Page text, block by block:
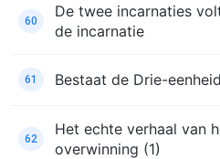
60
De twee incarnaties
de incarnatie
61 Bestaat de Drie-
62
Het echte verhaal van
overwinning (1)